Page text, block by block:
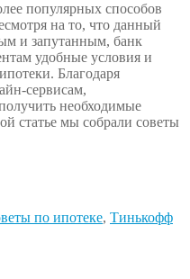
популярных способов
на то, что данный
и запутанным, банк
удобные условия и
Благодаря
сервисам,
необходимые
статье мы собрали советы
по ипотеке, Тинькофф